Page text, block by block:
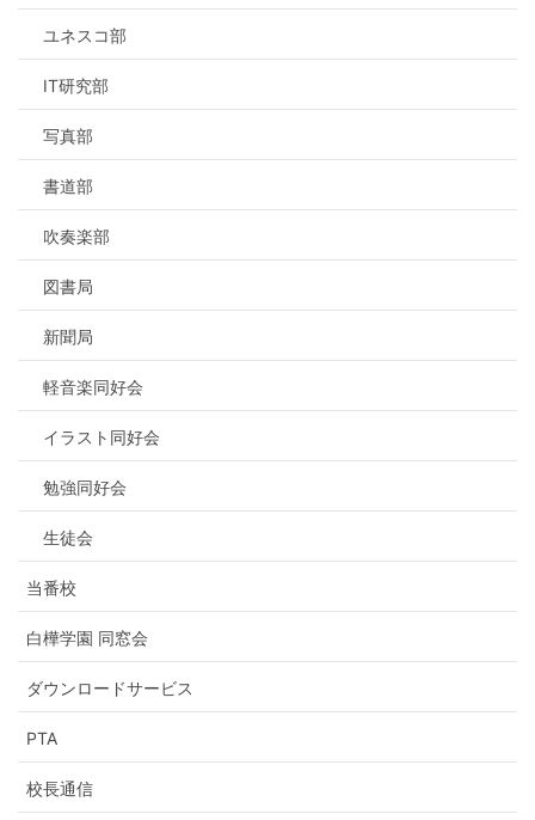
ユネスコ部
IT研究部
写真部
書道部
吹奏楽部
図書局
新聞局
軽音楽同好会
イラスト同好会
勉強同好会
生徒会
当番校
白樺学園 同窓会
ダウンロードサービス
PTA
校長通信